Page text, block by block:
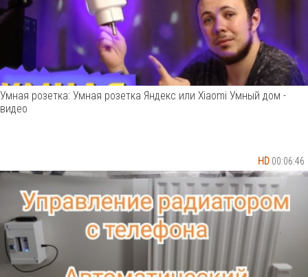
HD 00:06:46
Умная розетка: Умная розетка Яндекс или Xiaomi Умный дом -
видео